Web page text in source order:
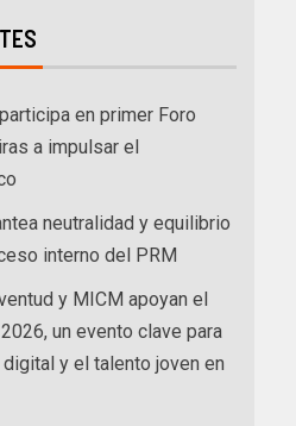
en primer Foro
a impulsar el
neutralidad y equilibrio
interno del PRM
y MICM apoyan el
un evento clave para
y el talento joven en